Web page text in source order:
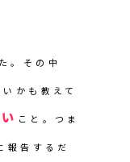
。その中
かも教えて
こと。つま
報告するだ